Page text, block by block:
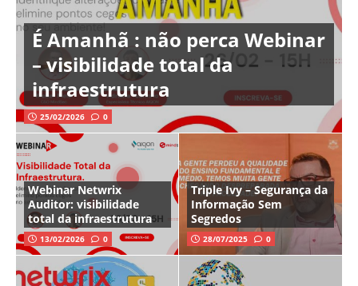
É Amanhã : não perca Webinar
– visibilidade total da
infraestrutura
25/02/2026 0
Webinar Netwrix
Auditor: visibilidade
total da infraestrutura
13/02/2026 0
Triple Ivy – Segurança da
Informação Sem
Segredos
28/07/2025 0